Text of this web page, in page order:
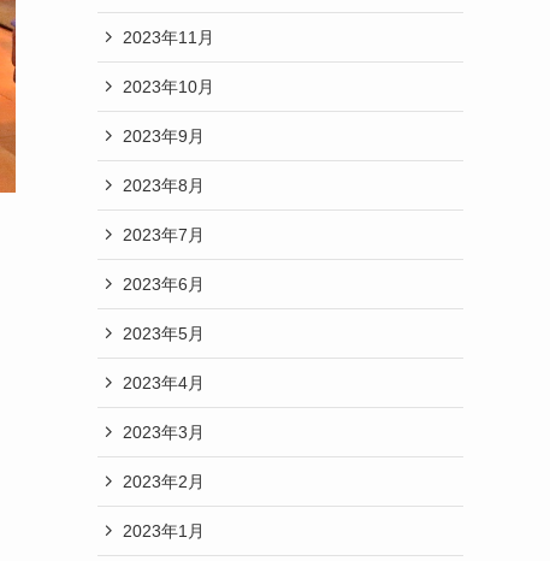
2023年11月
2023年10月
2023年9月
2023年8月
2023年7月
2023年6月
2023年5月
2023年4月
2023年3月
2023年2月
2023年1月